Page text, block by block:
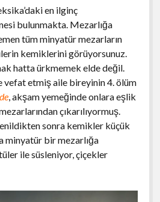
en ilginç
bulunmakta. Mezarlığa
tüm minyatür mezarların
kemiklerini görüyorsunuz.
hatta ürkmemek elde değil.
vefat etmiş aile bireyinin 4. ölüm
, akşam yemeğinde onlara eşlik
çıkarılıyormuş.
sonra kemikler küçük
minyatür bir mezarlığa
ile süsleniyor, çiçekler